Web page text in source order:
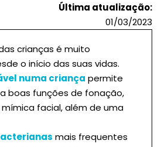
Última atualização:
01/03/2023
crianças é muito
o início das suas vidas.
numa criança permite
boas funções de fonação,
facial, além de uma
mais frequentes